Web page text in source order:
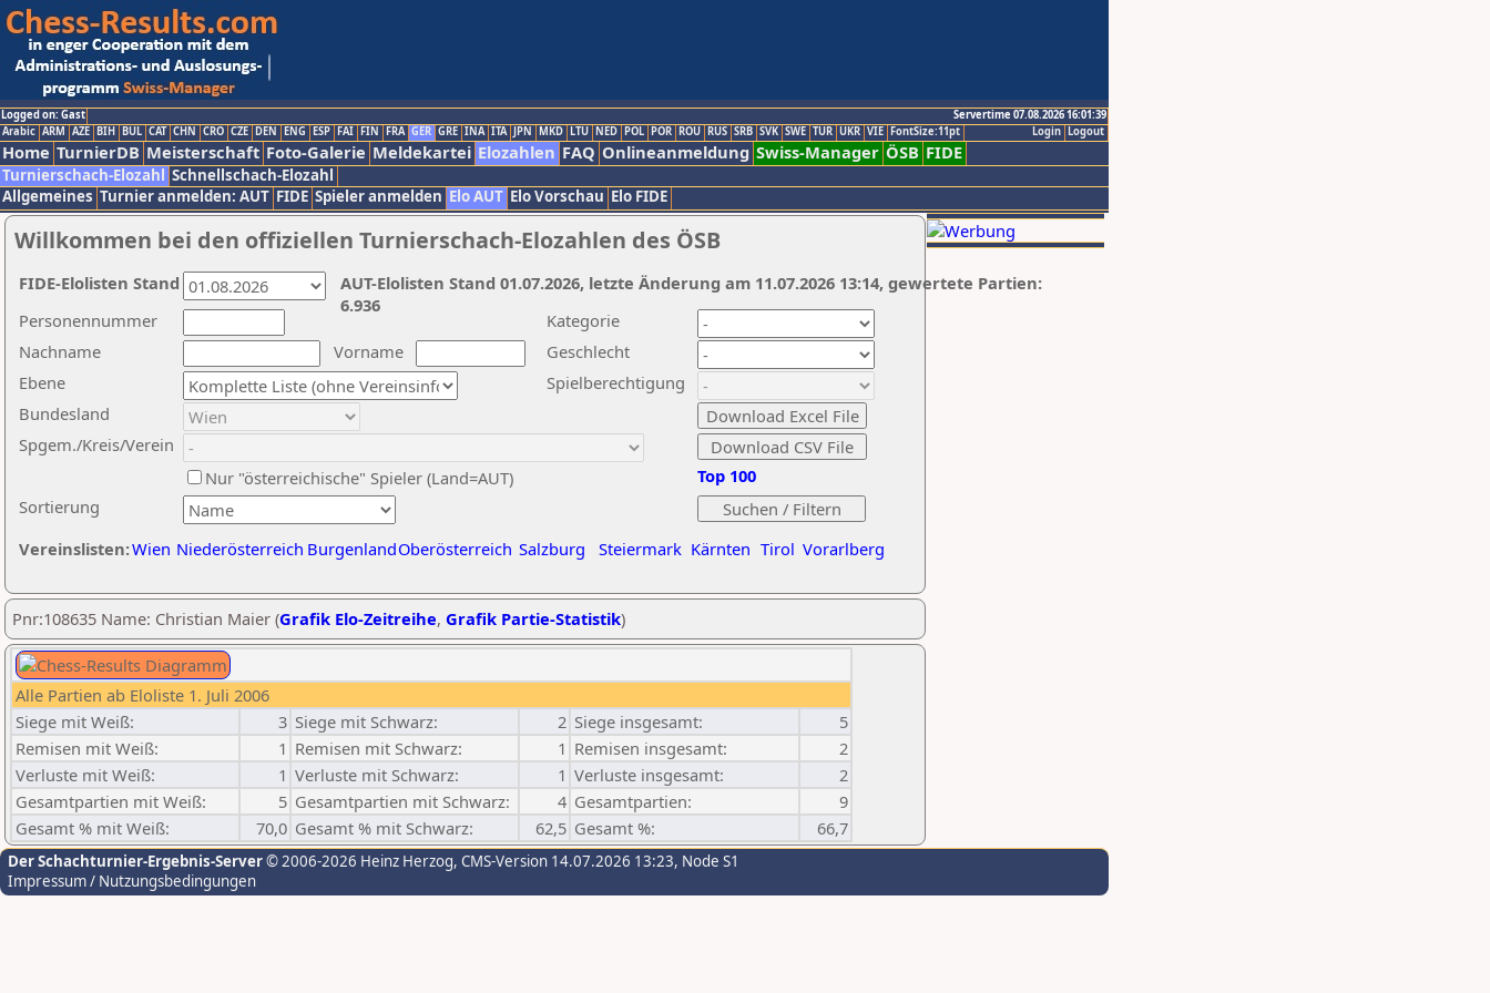
Logged on: Gast
Servertime 07.08.2026 16:01:39
Logout
Login
Arabic ARM AZE BIH BUL CAT CHN CRO CZE DEN ENG ESP FAI FIN FRA GER GRE INA ITA JPN MKD LTU NED POL POR ROU RUS SRB SVK SWE TUR UKR VIE FontSize:11pt
Home TurnierDB Meisterschaft Foto-Galerie Meldekartei Elozahlen FAQ Onlineanmeldung Swiss-Manager ÖSB FIDE
Turnierschach-Elozahl Schnellschach-Elozahl
Allgemeines Turnier anmelden: AUT FIDE Spieler anmelden Elo AUT Elo Vorschau Elo FIDE
Willkommen bei den offiziellen Turnierschach-Elozahlen des ÖSB
Nachname
Vorname
Ebene
Kategorie
Sortierung
Personennummer
Bundesland
Spgem./Kreis/Verein
Geschlecht
Nur "österreichische" Spieler (Land=AUT)
Spielberechtigung
Vereinslisten:Wien Niederösterreich BurgenlandOberösterreich Salzburg Steiermark Kärnten Tirol Vorarlberg
Top 100
AUT-Elolisten Stand 01.07.2026, letzte Änderung am 11.07.2026 13:14, gewertete Partien:
6.936
FIDE-Elolisten Stand
Pnr:108635 Name: Christian Maier (Grafik Elo-Zeitreihe, Grafik Partie-Statistik)
Alle Partien ab Eloliste 1. Juli 2006
Siege mit Weiß:
3 Siege mit Schwarz: 2 Siege insgesamt:
5
Remisen mit Weiß:
1 Remisen mit Schwarz: 1 Remisen insgesamt:
2
Verluste mit Weiß:
1 Verluste mit Schwarz: 1 Verluste insgesamt:
2
Gesamtpartien mit Weiß:
5 Gesamtpartien mit Schwarz: 4 Gesamtpartien:
9
Gesamt % mit Weiß:
70,0 Gesamt % mit Schwarz: 62,5 Gesamt %: 66,7
Der Schachturnier-Ergebnis-Server© 2006-2026 Heinz Herzog, CMS-Version 14.07.2026 13:23, Node S1
Impressum / Nutzungsbedingungen